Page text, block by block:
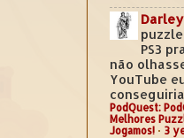
PS3
não
YouTube
PodQuest:
Melhores
Jogamos! · 3